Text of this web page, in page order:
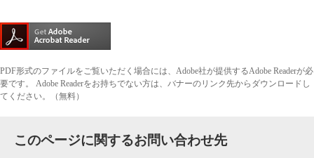
PDF形式のファイルをご覧いただく場合には、Adobe社が提供するAdobe Readerが必
要です。
Adobe Readerをお持ちでない方は、バナーのリンク先からダウンロードし
てください。（無料）
このページに関するお問い合わせ先